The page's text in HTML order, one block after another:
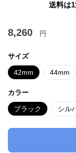
送料は
8,260 円
サイズ
42mm 44mm
カラー
ブラック シル